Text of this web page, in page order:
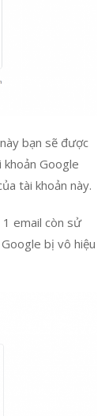
bạn sẽ được
Google
tài khoản này.
email còn sử
bị vô hiệu